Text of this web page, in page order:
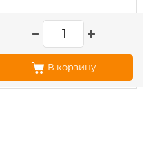
В корзину